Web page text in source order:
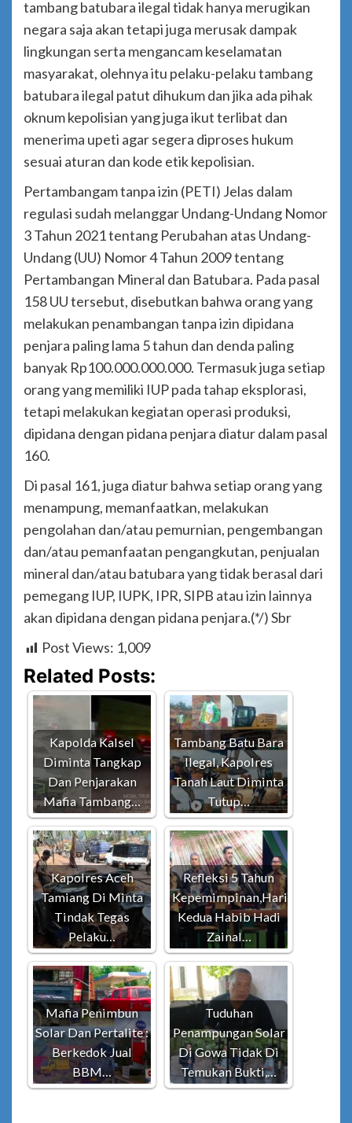
tambang batubara ilegal tidak hanya merugikan
negara saja akan tetapi juga merusak dampak
lingkungan serta mengancam keselamatan
masyarakat, olehnya itu pelaku-pelaku tambang
batubara ilegal patut dihukum dan jika ada pihak
oknum kepolisian yang juga ikut terlibat dan
menerima upeti agar segera diproses hukum
sesuai aturan dan kode etik kepolisian.
Pertambangam tanpa izin (PETI) Jelas dalam
regulasi sudah melanggar Undang-Undang Nomor
3 Tahun 2021 tentang Perubahan atas Undang-
Undang (UU) Nomor 4 Tahun 2009 tentang
Pertambangan Mineral dan Batubara. Pada pasal
158 UU tersebut, disebutkan bahwa orang yang
melakukan penambangan tanpa izin dipidana
penjara paling lama 5 tahun dan denda paling
banyak Rp100.000.000.000. Termasuk juga setiap
orang yang memiliki IUP pada tahap eksplorasi,
tetapi melakukan kegiatan operasi produksi,
dipidana dengan pidana penjara diatur dalam pasal
160.
Di pasal 161, juga diatur bahwa setiap orang yang
menampung, memanfaatkan, melakukan
pengolahan dan/atau pemurnian, pengembangan
dan/atau pemanfaatan pengangkutan, penjualan
mineral dan/atau batubara yang tidak berasal dari
pemegang IUP, IUPK, IPR, SIPB atau izin lainnya
akan dipidana dengan pidana penjara.(*/) Sbr
Post Views: 1,009
Related Posts:
Kapolda Kalsel
Diminta Tangkap
Dan Penjarakan
Mafia Tambang…
Tambang Batu Bara
Ilegal, Kapolres
Tanah Laut Diminta
Tutup…
Kapolres Aceh
Tamiang Di Minta
Tindak Tegas
Pelaku…
Refleksi 5 Tahun
Kepemimpinan,Hari
Kedua Habib Hadi
Zainal…
Mafia Penimbun
Solar Dan Pertalite :
Berkedok Jual
BBM…
Tuduhan
Penampungan Solar
Di Gowa Tidak Di
Temukan Bukti,…